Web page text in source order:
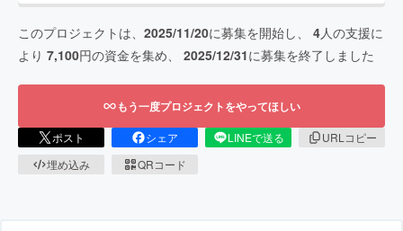
このプロジェクトは、 2025/11/20に募集を開始し、 4人の支援に
より 7,100円の資金を集め、 2025/12/31に募集を終了しました
もう一度プロジェクトをやってほしい
ポスト シェア LINEで送る
URLコピー
埋め込み
QRコード